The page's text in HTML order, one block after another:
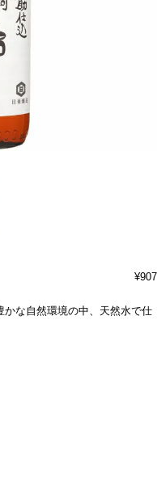
¥907
な自然環境の中、天然水で仕